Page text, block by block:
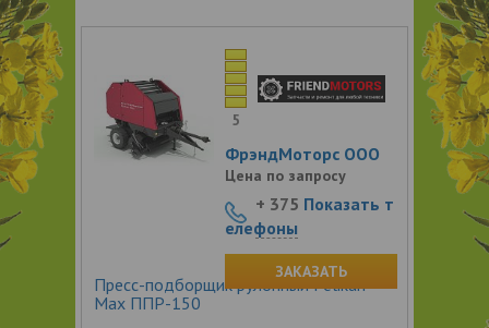
Пресс-подборщик рулонный Pelikan
Max ППР-150
5
ФрэндМоторс ООО
Цена по запросу
+ 375 Показать т
елефоны
ЗАКАЗАТЬ